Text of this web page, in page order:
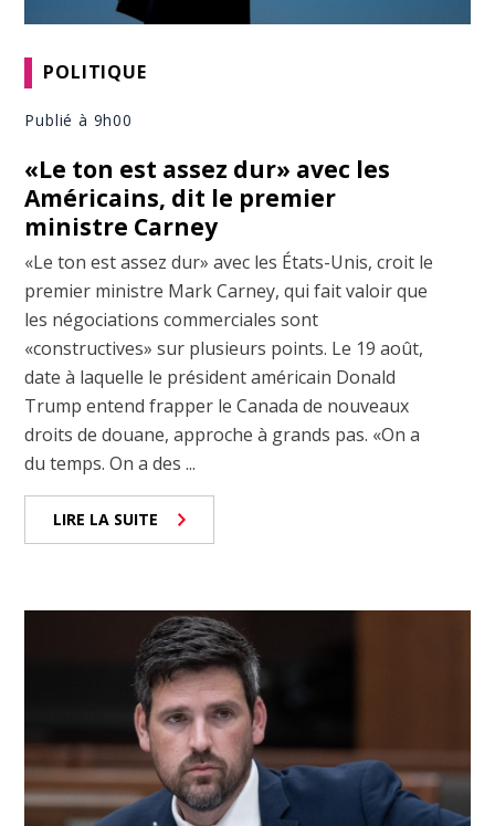
POLITIQUE
Publié à 9h00
«Le ton est assez dur» avec les
Américains, dit le premier
ministre Carney
«Le ton est assez dur» avec les États-Unis, croit le
premier ministre Mark Carney, qui fait valoir que
les négociations commerciales sont
«constructives» sur plusieurs points. Le 19 août,
date à laquelle le président américain Donald
Trump entend frapper le Canada de nouveaux
droits de douane, approche à grands pas. «On a
du temps. On a des ...
LIRE LA SUITE